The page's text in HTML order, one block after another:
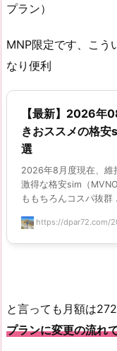
プラン）
MNP限定です、こう
なり便利
【最新】2026年
きおススメの格
選
2026年8月度現在、維
激得な格安sim（
ももちろんコスパ抜群
https://dpar72.com/
と言っても月額は
プランに変更の流れ